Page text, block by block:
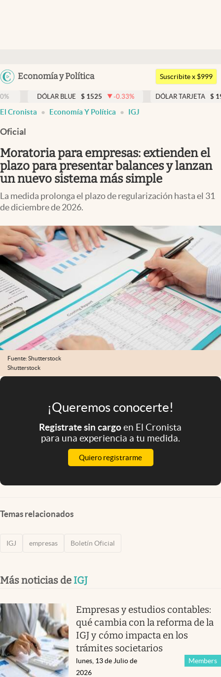
Argentina
Uruguay
Economía y Política
Members
Economía y Política
Finanzas y Mercados
Mercados Online
Negocios
Columnistas
Apertura
Infotechnology
Clase
Clima
Mundial 2026
Eventos Corporativos
El Cronista Studio
Mediakit
abre en nueva pestaña
Argentina
Suscribite x $999
DÓLAR BLUE $ 1525 -0.33% DÓLAR TARJETA $ 1976
El Cronista Economía Y Política IGJ
Oficial
Moratoria para empresas: extienden el
plazo para presentar balances y lanzan
un nuevo sistema más simple
La medida prolonga el plazo de regularización hasta el 31
de diciembre de 2026.
Fuente: Shutterstock
Shutterstock
¡Queremos conocerte!
Registrate sin cargoen El Cronista
para una experiencia a tu medida.
Quiero registrarme
Temas relacionados
IGJ empresas Boletín Oficial
Más noticias de IGJ
Empresas y estudios contables:
qué cambia con la reforma de la
IGJ y cómo impacta en los
trámites societarios
Members
lunes, 13 de Julio de
2026